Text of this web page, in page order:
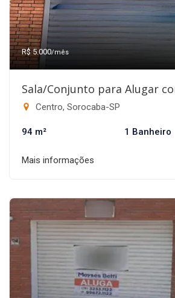
R$ 5.000/mês
Sala/Conjunto para Alugar
Centro, Sorocaba-SP
94 m² 1 Banheiro
Mais informações